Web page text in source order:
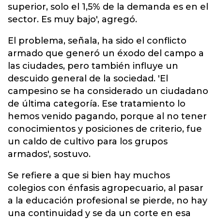
superior, solo el 1,5% de la demanda es en el
sector. Es muy bajo', agregó.
El problema, señala, ha sido el conflicto
armado que generó un éxodo del campo a
las ciudades, pero también influye un
descuido general de la sociedad. 'El
campesino se ha considerado un ciudadano
de última categoría. Ese tratamiento lo
hemos venido pagando, porque al no tener
conocimientos y posiciones de criterio, fue
un caldo de cultivo para los grupos
armados', sostuvo.
Se refiere a que si bien hay muchos
colegios con énfasis agropecuario, al pasar
a la educación profesional se pierde, no hay
una continuidad y se da un corte en esa